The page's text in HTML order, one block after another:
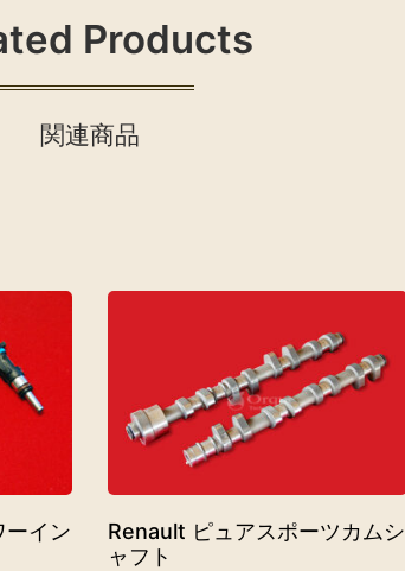
Products
関連商品
ーイン
Renault ピュアスポーツカムシ
ャフト